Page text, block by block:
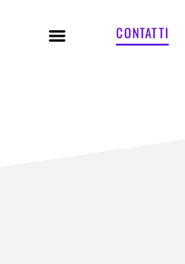
CONTATTI